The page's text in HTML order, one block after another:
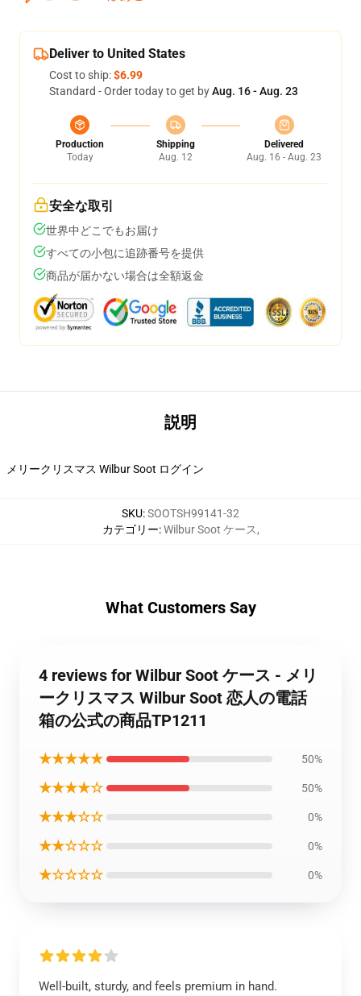
Deliver to United States
Cost to ship:$6.99
Standard - Order today to get byAug. 16 - Aug. 23
Production
Today
Shipping
Aug. 12
Delivered
Aug. 16 - Aug. 23
安全な取引
世界中どこでもお届け
すべての小包に追跡番号を提供
商品が届かない場合は全額返金
説明
メリークリスマス Wilbur Soot ログイン
SKU:SOOTSH99141-32
カテゴリー:Wilbur Soot ケース,
What Customers Say
4 reviews for Wilbur Soot ケース - メリ
ークリスマス Wilbur Soot 恋人の電話
箱の公式の商品TP1211
★★★★★ 50%
★★★★☆ 50%
★★★☆☆ 0%
★★☆☆☆ 0%
★☆☆☆☆ 0%
Well-built, sturdy, and feels premium in hand.